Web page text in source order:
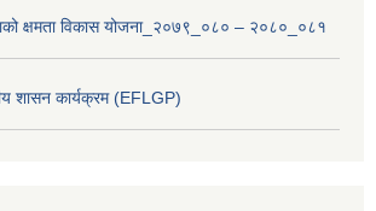
क्षमता विकास योजना_२०७९_०८० – २०८०_०८१
शासन कार्यक्रम (EFLGP)